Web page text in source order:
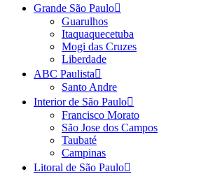
Grande São Paulo
Guarulhos
Itaquaquecetuba
Mogi das Cruzes
Liberdade
ABC Paulista
Santo Andre
Interior de São Paulo
Francisco Morato
São Jose dos Campos
Taubaté
Campinas
Litoral de São Paulo